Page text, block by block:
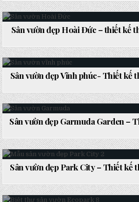
Posted
in
Sân vườn đẹp Hoài Đức – thiết kế
Posted
in
Sân vườn đẹp Vĩnh phúc- Thiết kế
in
Sân vườn đẹp Garmuda Garden –
in
Sân vườn đẹp Park City – Thiết kế